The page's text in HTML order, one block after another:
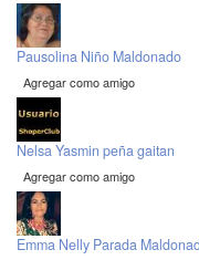
Pausolina Niño Maldonado
Agregar como amigo
Nelsa Yasmin peña gaitan
Agregar como amigo
Emma Nelly Parada